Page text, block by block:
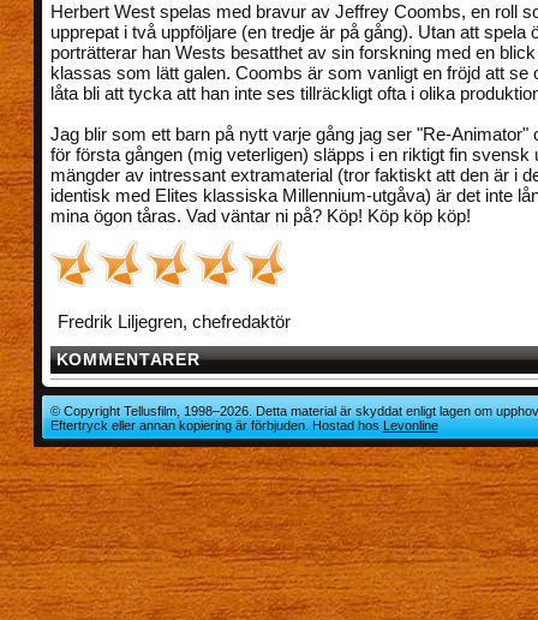
Herbert West spelas med bravur av Jeffrey Coombs, en roll
upprepat i två uppföljare (en tredje är på gång). Utan att spela
porträtterar han Wests besatthet av sin forskning med en
klassas som lätt galen. Coombs är som vanligt en fröjd att se
låta bli att tycka att han inte ses tillräckligt ofta i olika
Jag blir som ett barn på nytt varje gång jag ser "Re-Animator"
för första gången (mig veterligen) släpps i en riktigt fin svensk
mängder av intressant extramaterial (tror faktiskt att den är i
identisk med Elites klassiska Millennium-utgåva) är det inte
mina ögon tåras. Vad väntar ni på? Köp! Köp köp köp!
Fredrik Liljegren, chefredaktör
KOMMENTARER
© Copyright Tellusfilm, 1998–2026. Detta material är skyddat enligt lagen om
Eftertryck eller annan kopiering är förbjuden. Hostad hos
Levonline